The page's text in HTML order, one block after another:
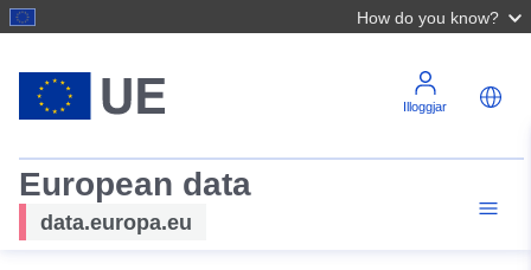
How do you know?
Illoggjar
European data
data.europa.eu